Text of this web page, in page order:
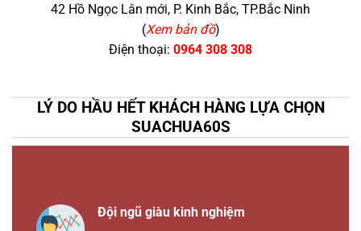
42 Hồ Ngọc Lân mới, P. Kinh Bắc, TP.Bắc Ninh
(Xem bản đồ)
Điện thoại: 0964 308 308
LÝ DO HẦU HẾT KHÁCH HÀNG LỰA CHỌN
SUACHUA60S
Đội ngũ giàu kinh nghiệm